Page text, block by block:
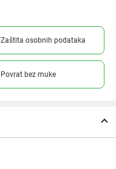
Zaštita osobnih podataka
Povrat bez muke